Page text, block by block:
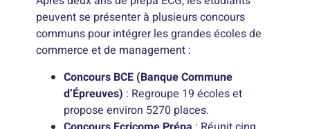
peuvent se présenter à plusieurs concours
communs pour intégrer les grandes écoles de
commerce et de management :
Concours BCE (Banque Commune
d’Épreuves) : Regroupe 19 écoles et
propose environ 5270 places.